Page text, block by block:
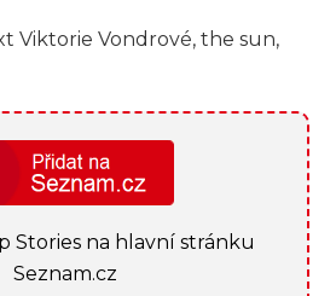
Viktorie Vondrové, the sun,
Stories na hlavní stránku
Seznam.cz